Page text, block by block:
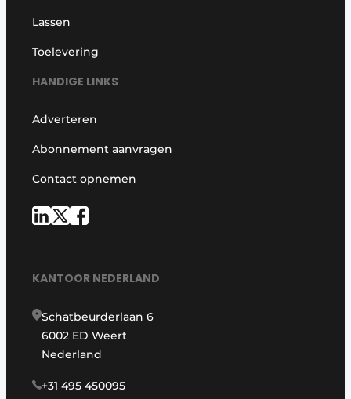
Lassen
Toelevering
HANDIGE LINKS
Adverteren
Abonnement aanvragen
Contact opnemen
KANTOOR NEDERLAND
Schatbeurderlaan 6
6002 ED Weert
Nederland
+31 495 450095